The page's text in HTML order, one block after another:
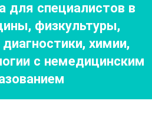
для специалистов в
физкультуры,
химии,
с немедицинским